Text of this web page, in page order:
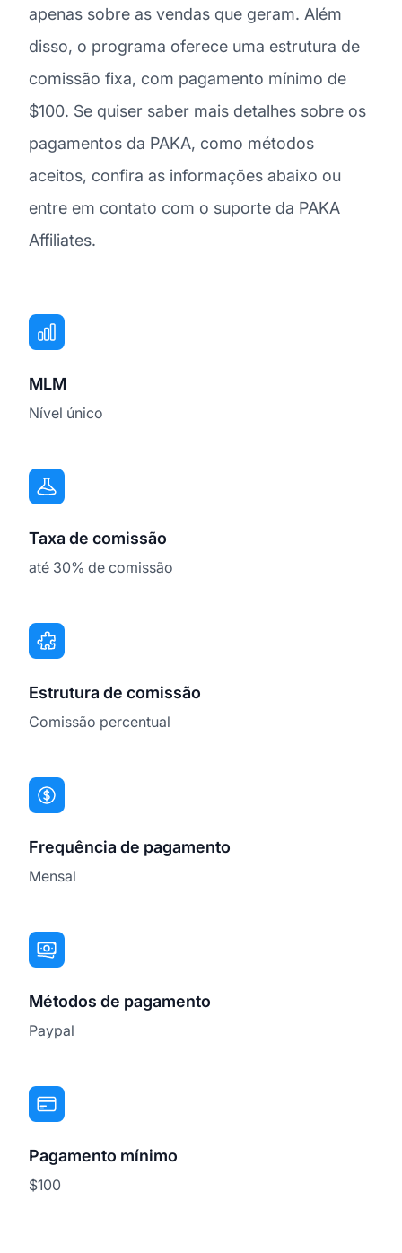
apenas sobre as vendas que geram. Além
disso, o programa oferece uma estrutura de
comissão fixa, com pagamento mínimo de
$100. Se quiser saber mais detalhes sobre os
pagamentos da PAKA, como métodos
aceitos, confira as informações abaixo ou
entre em contato com o suporte da PAKA
Affiliates.
MLM
Nível único
Taxa de comissão
até 30% de comissão
Estrutura de comissão
Comissão percentual
Frequência de pagamento
Mensal
Métodos de pagamento
Paypal
Pagamento mínimo
$100